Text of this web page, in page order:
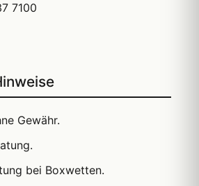
7100
Gewähr.
bei Boxwetten.